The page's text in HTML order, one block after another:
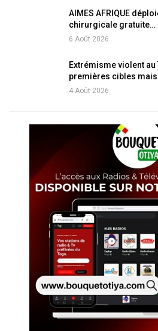
AIMES AFRIQUE
chirurgicale gratuite…
6 Août 2026
Extrémisme violent
premières cibles
4 Août 2026